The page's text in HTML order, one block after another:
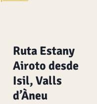
Ruta Estany
Airoto desde
Isil, Valls
d’Àneu